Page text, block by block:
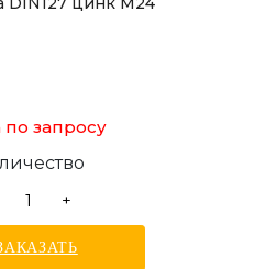
запросу
+